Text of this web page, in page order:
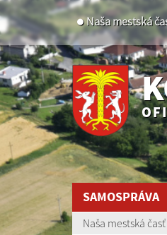
Naša mestská
SAMOSPRÁVA
Naša mestská časť